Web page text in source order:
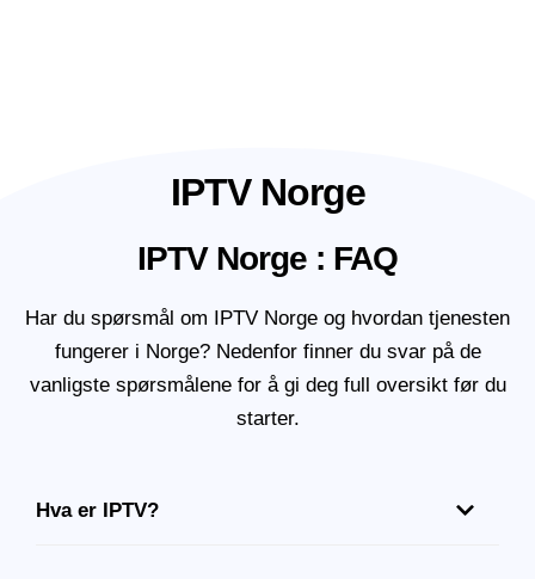
IPTV Norge
IPTV Norge : FAQ
Har du spørsmål om IPTV Norge og hvordan tjenesten
fungerer i Norge? Nedenfor finner du svar på de
vanligste spørsmålene for å gi deg full oversikt før du
starter.
Hva er IPTV?